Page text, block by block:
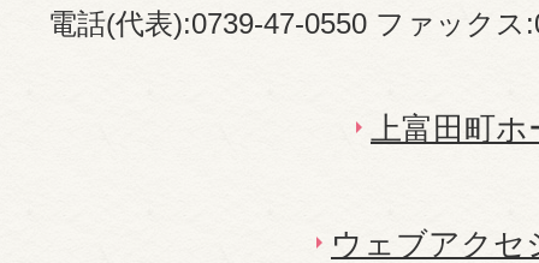
電話(代表):0739-47-0550 ファックス
上富田町
ウェブアクセ